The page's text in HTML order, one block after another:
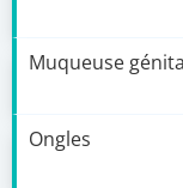
Muqueuse
Ongles